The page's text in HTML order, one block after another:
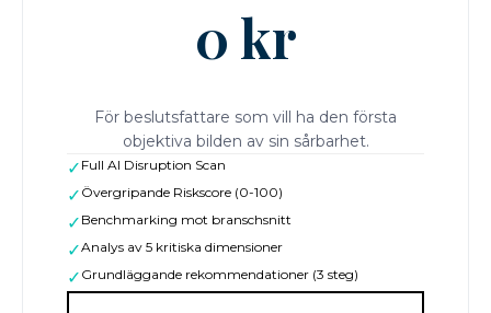
0 kr
För beslutsfattare som vill ha den första
objektiva bilden av sin sårbarhet.
✓ Full AI Disruption Scan
✓ Övergripande Riskscore (0-100)
✓ Benchmarking mot branschsnitt
✓Analys av 5 kritiska dimensioner
✓ Grundläggande rekommendationer (3 steg)